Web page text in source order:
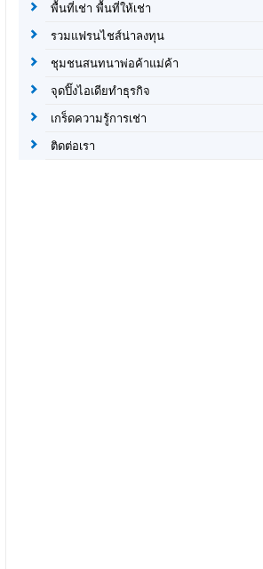
พื้นที่เช่า พื้นที่ให้เช่า
รวมแฟรนไชส์น่าลงทุน
ชุมชนสนทนาพ่อค้าแม่ค้า
จุดปิ๊งไอเดียทำธุรกิจ
เกร็ดความรู้การเช่า
ติดต่อเรา